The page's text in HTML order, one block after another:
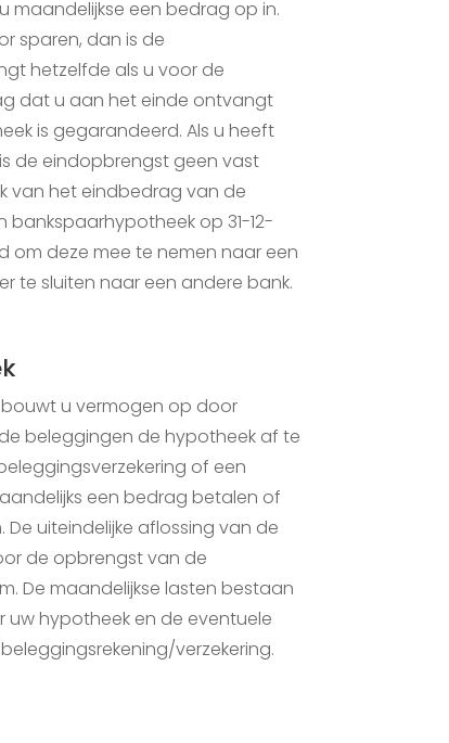
maandelijkse een bedrag op in.
sparen, dan is de
hetzelfde als u voor de
dat u aan het einde ontvangt
is gegarandeerd. Als u heeft
de eindopbrengst geen vast
van het eindbedrag van de
bankspaarhypotheek op 31-12-
om deze mee te nemen naar een
te sluiten naar een andere bank.
u vermogen op door
beleggingen de hypotheek af te
of een
een bedrag betalen of
uiteindelijke aflossing van de
de opbrengst van de
De maandelijkse lasten bestaan
hypotheek en de eventuele
verzekering.